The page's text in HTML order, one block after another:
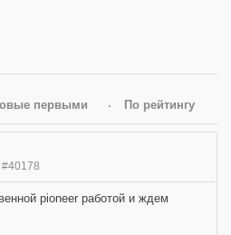
первыми По рейтингу
#40178
pioneer работой и ждем